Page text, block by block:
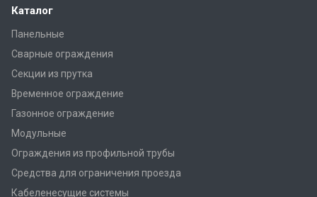
Каталог
Панельные
Сварные ограждения
Секции из прутка
Временное ограждение
Газонное ограждение
Модульные
Ограждения из профильной трубы
Средства для ограничения проезда
Кабеленесущие системы